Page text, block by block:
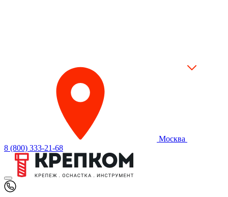
Москва
8 (800) 333-21-68